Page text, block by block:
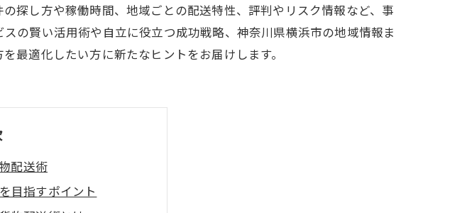
探し方や稼働時間、地域ごとの配送特性、評判やリスク情報など、事
の賢い活用術や自立に役立つ成功戦略、神奈川県横浜市の地域情報ま
最適化したい方に新たなヒントをお届けします。
配送術
目指すポイント